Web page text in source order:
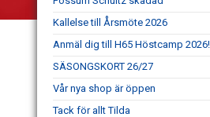
Kallelse till Årsmöte 2026
Anmäl dig till H65 Höstcamp 2026!
SÄSONGSKORT 26/27
Vår nya shop är öppen
Tack för allt Tilda